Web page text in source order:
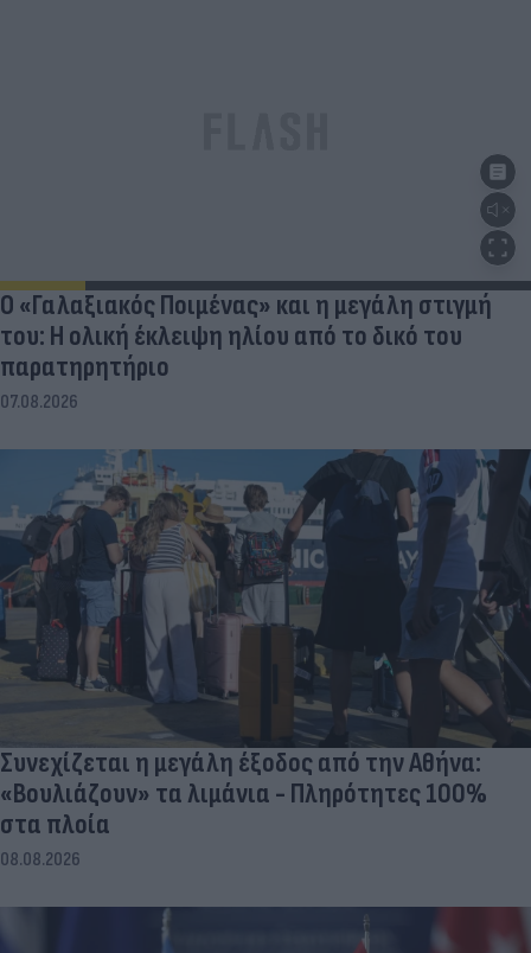
Ο «Γαλαξιακός Ποιμένας» και η μεγάλη στιγμή
του: Η ολική έκλειψη ηλίου από το δικό του
παρατηρητήριο
07.08.2026
Συνεχίζεται η μεγάλη έξοδος από την Αθήνα:
«Βουλιάζουν» τα λιμάνια - Πληρότητες 100%
στα πλοία
08.08.2026